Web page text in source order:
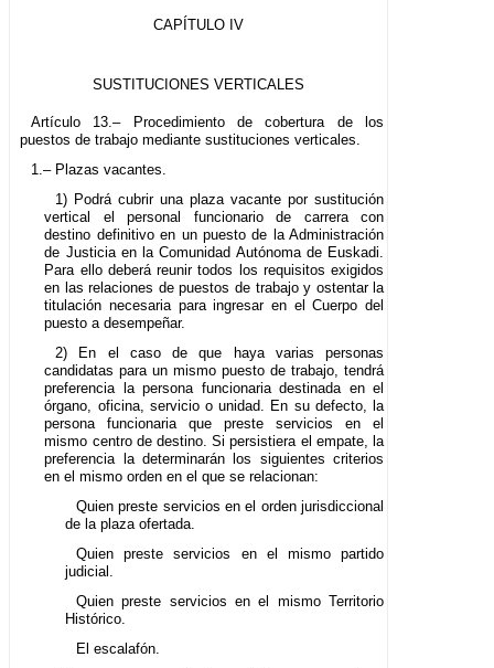
CAPÍTULO IV
SUSTITUCIONES VERTICALES
Artículo 13.– Procedimiento de cobertura de los
puestos de trabajo mediante sustituciones verticales.
1.– Plazas vacantes.
1) Podrá cubrir una plaza vacante por sustitución
vertical el personal funcionario de carrera con
destino definitivo en un puesto de la Administración
de Justicia en la Comunidad Autónoma de Euskadi.
Para ello deberá reunir todos los requisitos exigidos
en las relaciones de puestos de trabajo y ostentar la
titulación necesaria para ingresar en el Cuerpo del
puesto a desempeñar.
2) En el caso de que haya varias personas
candidatas para un mismo puesto de trabajo, tendrá
preferencia la persona funcionaria destinada en el
órgano, oficina, servicio o unidad. En su defecto, la
persona funcionaria que preste servicios en el
mismo centro de destino. Si persistiera el empate, la
preferencia la determinarán los siguientes criterios
en el mismo orden en el que se relacionan:
Quien preste servicios en el orden jurisdiccional
de la plaza ofertada.
Quien preste servicios en el mismo partido
judicial.
Quien preste servicios en el mismo Territorio
Histórico.
El escalafón.